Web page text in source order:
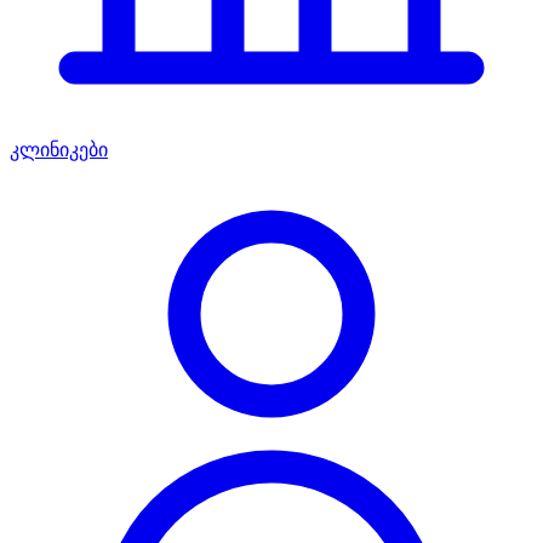
კლინიკები